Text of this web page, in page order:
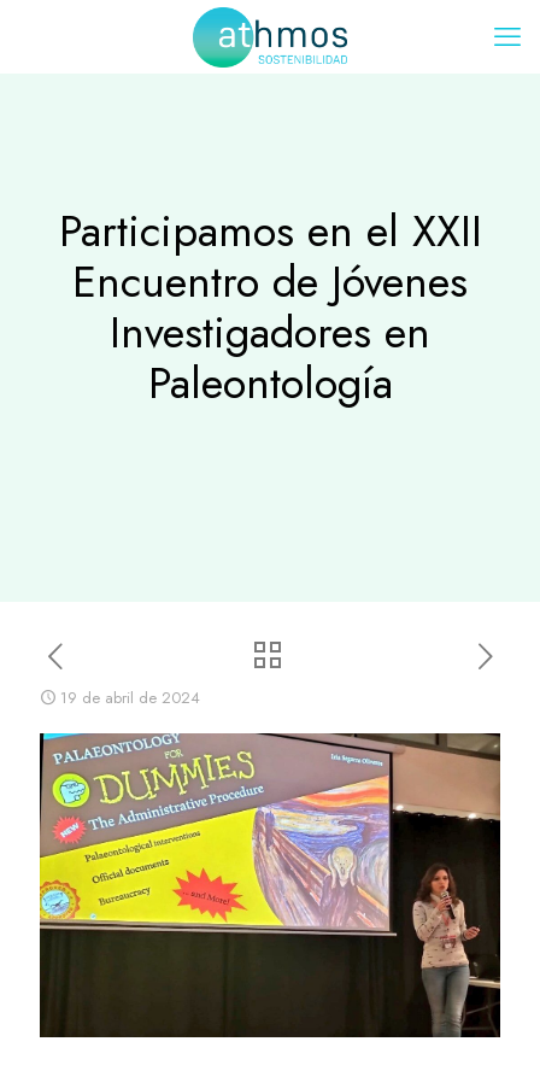
Participamos en el XXII
Encuentro de Jóvenes
Investigadores en
Paleontología
19 de abril de 2024